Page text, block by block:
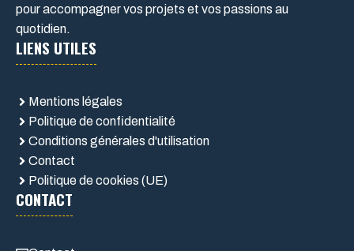
pour accompagner vos projets et vos passions au
quotidien.
LIENS UTILES
Mentions légales
Politique de confidentialité
Conditions générales d'utilisation
Contact
Politique de cookies (UE)
CONTACT